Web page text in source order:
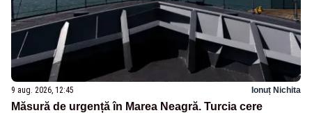
9 aug. 2026, 12:45 Ionuț Nichita
Măsură de urgență în Marea Neagră. Turcia cere